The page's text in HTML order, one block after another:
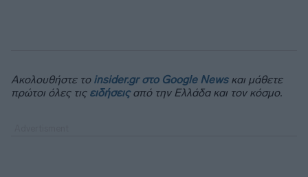
Ακολουθήστε το insider.gr στο Google Newsκαι μάθετε
πρώτοι όλες τις ειδήσειςαπό την Ελλάδα και τον κόσμο.